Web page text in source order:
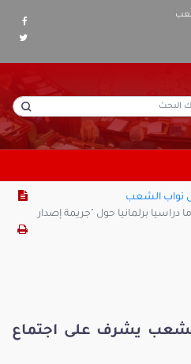
نواب الشعب
برلمانيا حول "جريمة إصدار
يشرف على اجتماع